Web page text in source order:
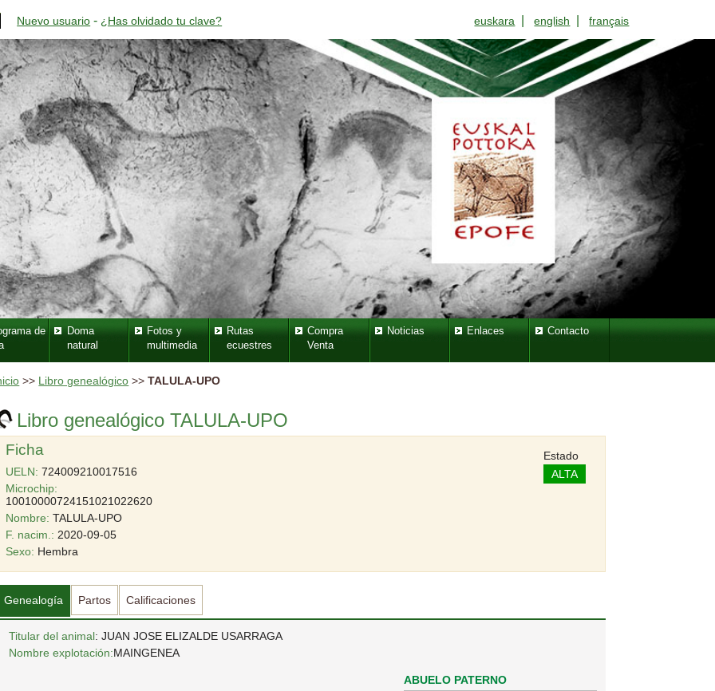
Nuevo usuario - ¿Has olvidado tu clave? euskara |english |français
de
Doma
natural
Fotos y
multimedia
Rutas
ecuestres
Compra
Venta
Noticias Enlaces Contacto
>> Libro genealógico >>TALULA-UPO
Libro genealógico TALULA-UPO
Ficha
UELN: 724009210017516
Microchip:
10010000724151021022620
Nombre: TALULA-UPO
F. nacim.: 2020-09-05
Sexo: Hembra
Estado
ALTA
Genealogía Partos Calificaciones
Titular del animal: JUAN JOSE ELIZALDE USARRAGA
Nombre explotación:MAINGENEA
ABUELO PATERNO